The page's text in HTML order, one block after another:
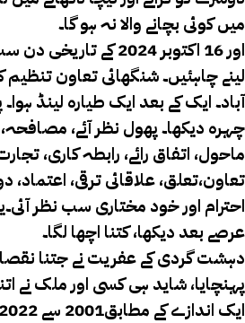
میں کوئی بچانے والا نہ ہو گا۔
لینے چاہئیں۔ شنگھائی تعاون تنظیم
آباد۔ ایک کے بعد ایک طیارہ لینڈ ہوا۔
چہرہ دیکھا۔ پھول نظر آئے،
ماحول، اتفاق رائے، رابطہ کاری،
تعاون،تعلق، علاقائی ترقی،
احترام اور خود مختاری سب نظر
عرصے بعد دیکھا، کتنا اچھا لگا۔
دہشت گردی کے عفریت نے جتنا
پہنچایا، شاید ہی کسی اور ملک نے